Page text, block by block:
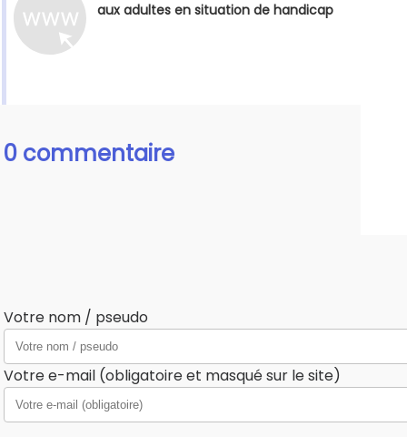
aux adultes en situation de handicap
0 commentaire
Votre nom / pseudo
Votre e-mail (obligatoire et masqué sur le site)